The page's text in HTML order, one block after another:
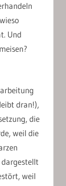
Und
dran!),
die
weil die
dargestellt
weil